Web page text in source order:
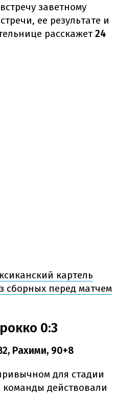
заветному
ее результате и
расскажет24
картель
сборных перед матчем
0:3
Рахими, 90+8
для стадии
действовали